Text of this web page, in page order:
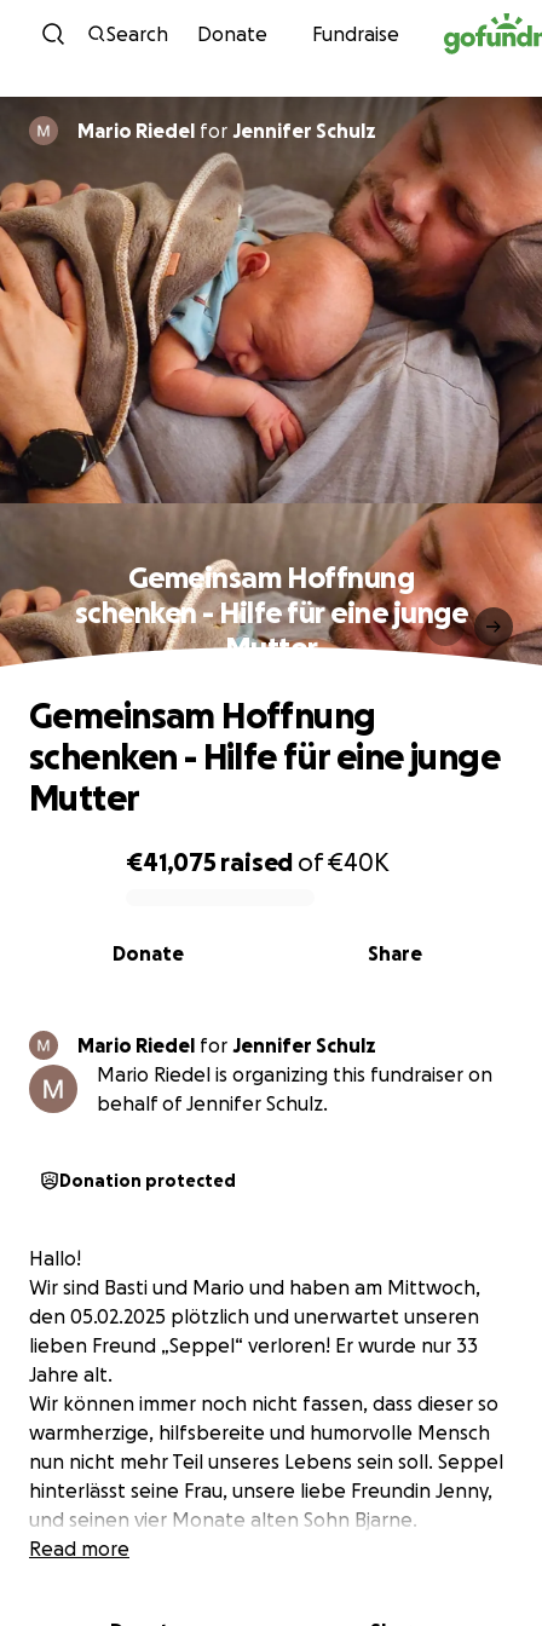
Skip to content
Search Donate Fundraise
Mario Riedel for Jennifer Schulz
Gemeinsam Hoffnung
schenken - Hilfe für eine junge
Mutter
0% complete
€41,075 raised of€40K
Share
Donate
Gemeinsam Hoffnung
schenken - Hilfe für eine junge
Mutter
Mario Riedel for Jennifer Schulz
Mario Riedel is organizing this fundraiser on
behalf of Jennifer Schulz.
Donation protected
Hallo!
Wir sind Basti und Mario und haben am Mittwoch,
den 05.02.2025 plötzlich und unerwartet unseren
lieben Freund „Seppel“ verloren! Er wurde nur 33
Jahre alt.
Wir können immer noch nicht fassen, dass dieser so
warmherzige, hilfsbereite und humorvolle Mensch
nun nicht mehr Teil unseres Lebens sein soll. Seppel
hinterlässt seine Frau, unsere liebe Freundin Jenny,
und seinen vier Monate alten Sohn Bjarne.
Read more